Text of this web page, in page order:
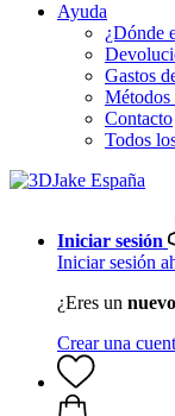
Ayuda
¿Dónde
Gastos
Métodos
Contacto
Todos
Iniciar sesión
Iniciar sesión
¿Eres un
Crear una